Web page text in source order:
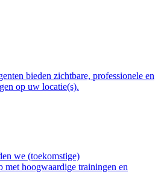
bieden zichtbare, professionele en
op uw locatie(s).
we (toekomstige)
met hoogwaardige trainingen en